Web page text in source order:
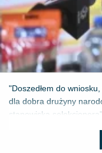
"Doszedłem do
dla dobra drużyny
stanowiska selekcjonera"